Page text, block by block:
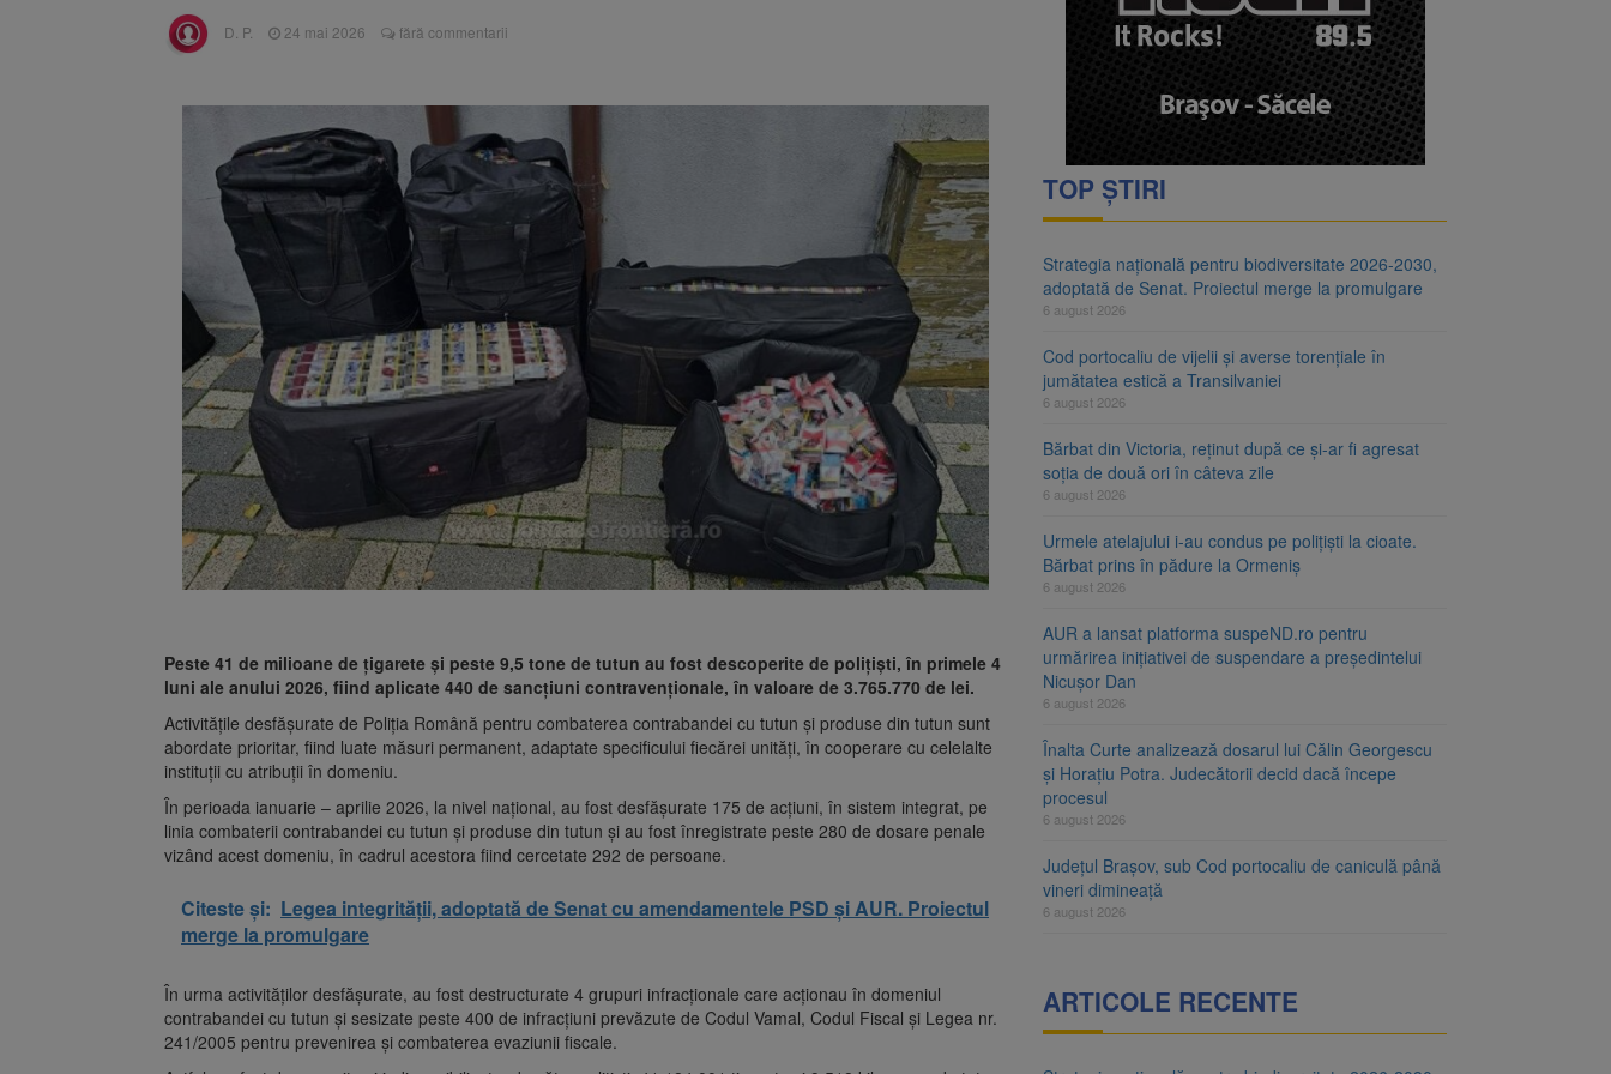
Înalta Curte analizează dosarul lui Călin Georgescu și Horațiu Potra. Judecătorii decid dacă începe
procesul
Strategia națională pentru biodiversitate 2026-2030, adoptată de Senat. Proiectul merge la promulgare
D. P. 24 mai 2026 fără commentarii
Peste 41 de milioane de țigarete și peste 9,5 tone de tutun au fost descoperite de polițiști, în primele 4
luni ale anului 2026, fiind aplicate 440 de sancțiuni contravenționale, în valoare de 3.765.770 de lei.
Activitățile desfășurate de Poliția Română pentru combaterea contrabandei cu tutun și produse din tutun sunt
abordate prioritar, fiind luate măsuri permanent, adaptate specificului fiecărei unități, în cooperare cu celelalte
instituții cu atribuții în domeniu.
În perioada ianuarie – aprilie 2026, la nivel național, au fost desfășurate 175 de acțiuni, în sistem integrat, pe
linia combaterii contrabandei cu tutun și produse din tutun și au fost înregistrate peste 280 de dosare penale
vizând acest domeniu, în cadrul acestora fiind cercetate 292 de persoane.
Citeste și: Legea integrității, adoptată de Senat cu amendamentele PSD și AUR. Proiectul
merge la promulgare
În urma activităților desfășurate, au fost destructurate 4 grupuri infracționale care acționau în domeniul
contrabandei cu tutun și sesizate peste 400 de infracțiuni prevăzute de Codul Vamal, Codul Fiscal și Legea nr.
241/2005 pentru prevenirea și combaterea evaziunii fiscale.
TOP ȘTIRI
Strategia națională pentru biodiversitate 2026-2030,
adoptată de Senat. Proiectul merge la promulgare
6 august 2026
Cod portocaliu de vijelii și averse torențiale în
jumătatea estică a Transilvaniei
6 august 2026
Bărbat din Victoria, reținut după ce și-ar fi agresat
soția de două ori în câteva zile
6 august 2026
Urmele atelajului i-au condus pe polițiști la cioate.
Bărbat prins în pădure la Ormeniș
6 august 2026
AUR a lansat platforma suspeND.ro pentru
urmărirea inițiativei de suspendare a președintelui
Nicușor Dan
6 august 2026
Înalta Curte analizează dosarul lui Călin Georgescu
și Horațiu Potra. Judecătorii decid dacă începe
procesul
6 august 2026
Județul Brașov, sub Cod portocaliu de caniculă până
vineri dimineață
6 august 2026
ARTICOLE RECENTE